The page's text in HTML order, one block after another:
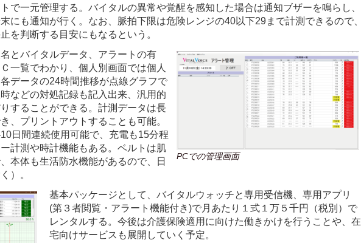
で一元管理する。バイタルの異常や覚醒を感知した場合は通知ブザーを鳴らし、
にも通知が行く。なお、脈拍下限は危険レンジの40以下29まで計測できるので、
を判断する目安にもなるという。
PCでの管理画面
とバイタルデータ、アラートの有
一覧でわかり、個人別画面では個人
データの24時間推移が点線グラフで
などの対処記録も記入出来、汎用的
することができる。計測データは長
、プリントアウトすることも可能。
日間連続使用可能で、充電も15分程
計測や時計機能もある。ベルトは肌
本体も生活防水機能があるので、日
）。
基本パッケージとして、バイタルウォッチと専用受信機、専用アプリ
(第３者閲覧・アラート機能付き)で月あたり１式１万５千円（税別）で
レンタルする。今後は介護保険適用に向けた働きかけを行うことや、在
宅向けサービスも展開していく予定。